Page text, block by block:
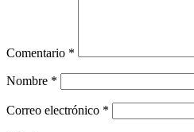
Comentario *
Nombre *
Correo electrónico *